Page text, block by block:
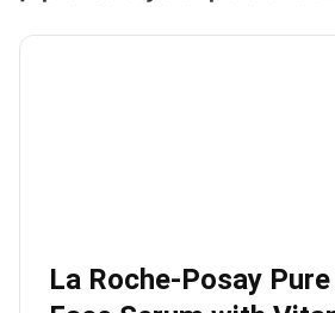
La Roche-Posay Pure